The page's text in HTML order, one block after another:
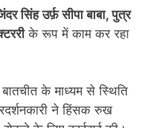
सिंह उर्फ़ सीपा बाबा,पुत्र
के रूप में काम कर रहा
के माध्यम से स्थिति
ने हिंसक रुख